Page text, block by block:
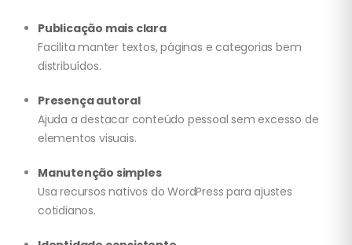
Publicação mais clara
Facilita manter textos, páginas e categorias bem
distribuídos.
Presença autoral
Ajuda a destacar conteúdo pessoal sem excesso de
elementos visuais.
Manutenção simples
Usa recursos nativos do WordPress para ajustes
cotidianos.